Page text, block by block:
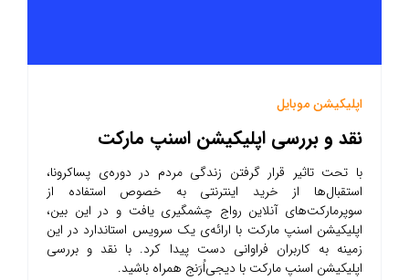
اپلیکیشن موبایل
نقد و بررسی اپلیکیشن اسنپ مارکت
با تحت تاثیر قرار گرفتن زندگی مردم در دوره‌ی پساکرونا،
استقبال‌ها از خرید اینترنتی به خصوص استفاده از
سوپرمارکت‌های آنلاین رواج چشمگیری یافت و در این بین،
اپلیکیشن اسنپ مارکت با ارائه‌ی یک سرویس استاندارد در این
زمینه به کاربران فراوانی دست پیدا کرد. با نقد و بررسی
اپلیکیشن اسنپ مارکت با دیجی‌اُرَنج همراه باشید.